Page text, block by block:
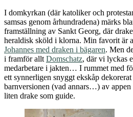
I domkyrkan (där katoliker och
samsas genom århundradena) märks
framställning av Sankt Georg, där
heraldisk sköld i klorna. Min favorit är
Johannes med draken i bägaren. Men
i framför allt Domschatz, där vi lyckas
medarbetare i jakten… I rummet med
ett synnerligen snyggt ekskåp
barnversionen (vad annars…) av appen
liten drake som guide.